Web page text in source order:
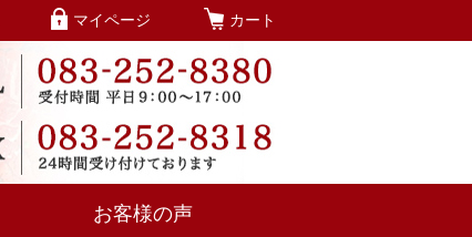
マイページ カート
お客様の声